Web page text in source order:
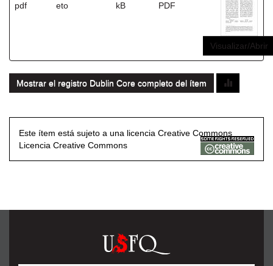
pdf
eto
kB
PDF
Visualizar/Abrir
Mostrar el registro Dublin Core completo del ítem
Este ítem está sujeto a una licencia Creative Commons
Licencia Creative Commons